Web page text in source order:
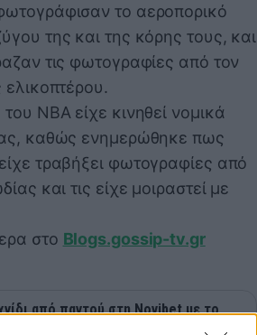
το αεροπορικό
της και της κόρης τους, και
τις φωτογραφίες από τον
ελικοπτέρου.
ΝΒΑ είχε κινηθεί νομικά
καθώς ενημερώθηκε πως
τραβήξει φωτογραφίες από
και τις είχε μοιραστεί με
στο Blogs.gossip-tv.gr
από παντού στη Novibet με το